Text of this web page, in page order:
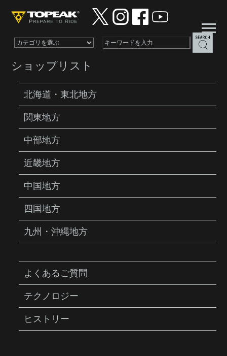
ショップリスト
北海道・東北地方
関東地方
中部地方
近畿地方
中国地方
四国地方
九州・沖縄地方
よくあるご質問
テクノロジー
ヒストリー
PRODUCTS
YPP29700
ゲージ（TRK-G54）
商品説明